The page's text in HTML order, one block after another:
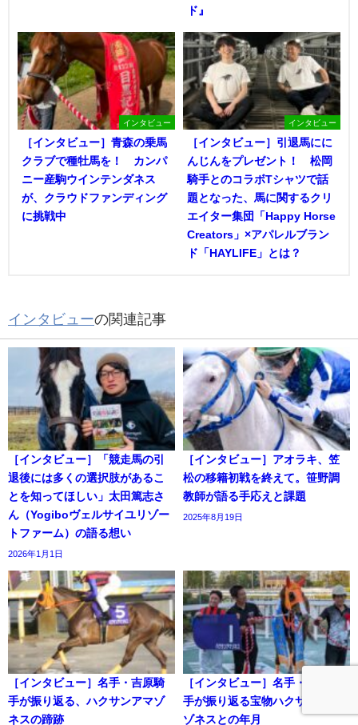
ド』
インタビュー
［インタビュー］青森の乗馬
クラブで種牡馬を！ カンパ
ニー産駒ウインテンダネス
が、クラウドファンディング
に挑戦中
インタビュー
［インタビュー］引退馬にに
んじんをプレゼント！ 松岡
騎手とのコラボTシャツで話
題となった、馬に関するクリ
エイター集団「Happy Horse
Creators」×アパレルブラン
ド「HAYLIFE」とは？
インタビューの関連記事
［インタビュー］「競走馬の引
退後には多くの選択肢があるこ
とを知ってほしい」太田篤志さ
ん（Yogiboヴェルサイユリゾー
トファーム）の語る想い
2026年1月1日
［インタビュー］アオラキ、笠
松の移籍初戦を終えて。笹野調
教師が語る手応えと課題
2025年8月19日
［インタビュー］名手・吉原騎
手が振り返る、ハクサンアマゾ
ネスの蹄跡
［インタビュー］名手・吉原騎
手が振り返る宝物ハクサンアマ
ゾネスとの年月